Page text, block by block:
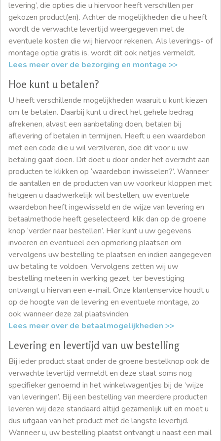
levering’, die opties die u hiervoor heeft verschillen per
gekozen product(en). Achter de mogelijkheden die u heeft
wordt de verwachte levertijd weergegeven met de
eventuele kosten die wij hiervoor rekenen. Als leverings- of
montage optie gratis is, wordt dit ook netjes vermeldt.
Lees meer over de bezorging en montage >>
Hoe kunt u betalen?
U heeft verschillende mogelijkheden waaruit u kunt kiezen
om te betalen. Daarbij kunt u direct het gehele bedrag
afrekenen, alvast een aanbetaling doen, betalen bij
aflevering of betalen in termijnen. Heeft u een waardebon
met een code die u wil verzilveren, doe dit voor u uw
betaling gaat doen. Dit doet u door onder het overzicht aan
producten te klikken op ‘waardebon inwisselen?’. Wanneer
de aantallen en de producten van uw voorkeur kloppen met
hetgeen u daadwerkelijk wil bestellen, uw eventuele
waardebon heeft ingewisseld en de wijze van levering en
betaalmethode heeft geselecteerd, klik dan op de groene
knop ‘verder naar bestellen’. Hier kunt u uw gegevens
invoeren en eventueel een opmerking plaatsen om
vervolgens uw bestelling te plaatsen en indien aangegeven
uw betaling te voldoen. Vervolgens zetten wij uw
bestelling meteen in werking gezet, ter bevestiging
ontvangt u hiervan een e-mail. Onze klantenservice houdt u
op de hoogte van de levering en eventuele montage, zo
ook wanneer deze zal plaatsvinden.
Lees meer over de betaalmogelijkheden >>
Levering en levertijd van uw bestelling
Bij ieder product staat onder de groene bestelknop ook de
verwachte levertijd vermeldt en deze staat soms nog
specifieker genoemd in het winkelwagentjes bij de ‘wijze
van leveringen’. Bij een bestelling van meerdere producten
leveren wij deze standaard altijd gezamenlijk uit en moet u
dus uitgaan van het product met de langste levertijd.
Wanneer u, uw bestelling plaatst ontvangt u naast een mail